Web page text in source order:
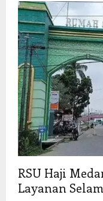
RSU Haji
Layanan